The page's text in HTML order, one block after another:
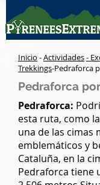
Inicio -Actividades-
Trekkings-Pedraforca
Pedraforca
Pedraforca:
esta ruta, como
una de las cimas
emblemáticos y
Cataluña, en la
Pedraforca tiene